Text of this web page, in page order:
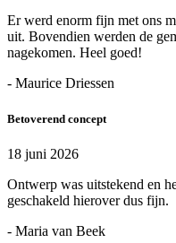
Er werd enorm fijn met ons
uit. Bovendien werden de
nagekomen. Heel goed!
- Maurice Driessen
Betoverend concept
18 juni 2026
Ontwerp was uitstekend en
geschakeld hierover dus fijn.
- Maria van Beek